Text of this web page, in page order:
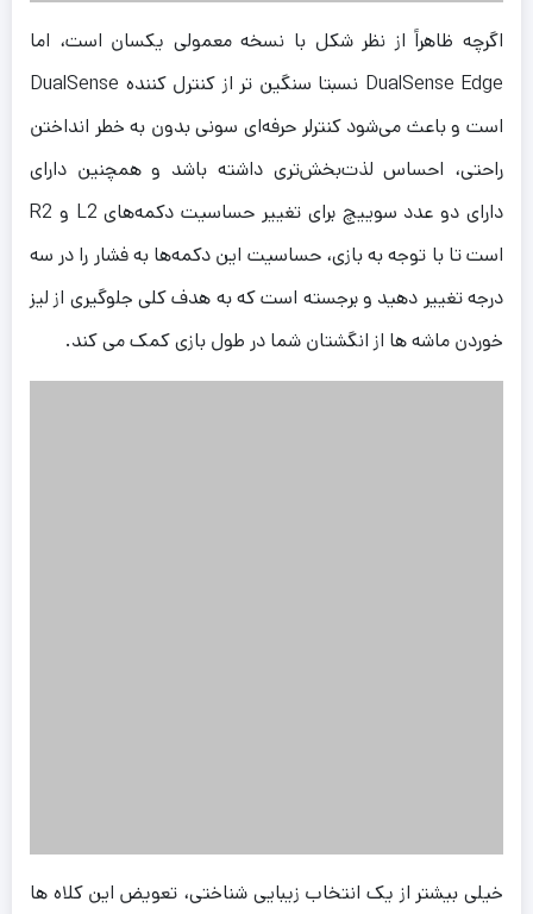
اگرچه ظاهراً از نظر شکل با نسخه معمولی یکسان است، اما
DualSense Edge نسبتا سنگین تر از کنترل کننده DualSense
است و باعث می‌شود کنترلر حرفه‌ای سونی بدون به خطر انداختن
راحتی، احساس لذت‌بخش‌تری داشته باشد و همچنین دارای
دارای دو عدد سوییچ برای تغییر حساسیت دکمه‌های L2 و R2
است تا با توجه به بازی، حساسیت این دکمه‌ها به فشار را در سه
درجه تغییر دهید و برجسته است که به هدف کلی جلوگیری از لیز
خوردن ماشه ها از انگشتان شما در طول بازی کمک می کند.
خیلی بیشتر از یک انتخاب زیبایی شناختی، تعویض این کلاه ها